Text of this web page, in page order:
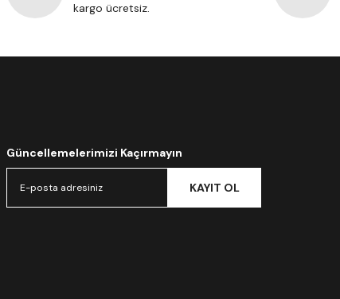
kargo ücretsiz.
Güncellemelerimizi Kaçırmayın
KAYIT OL